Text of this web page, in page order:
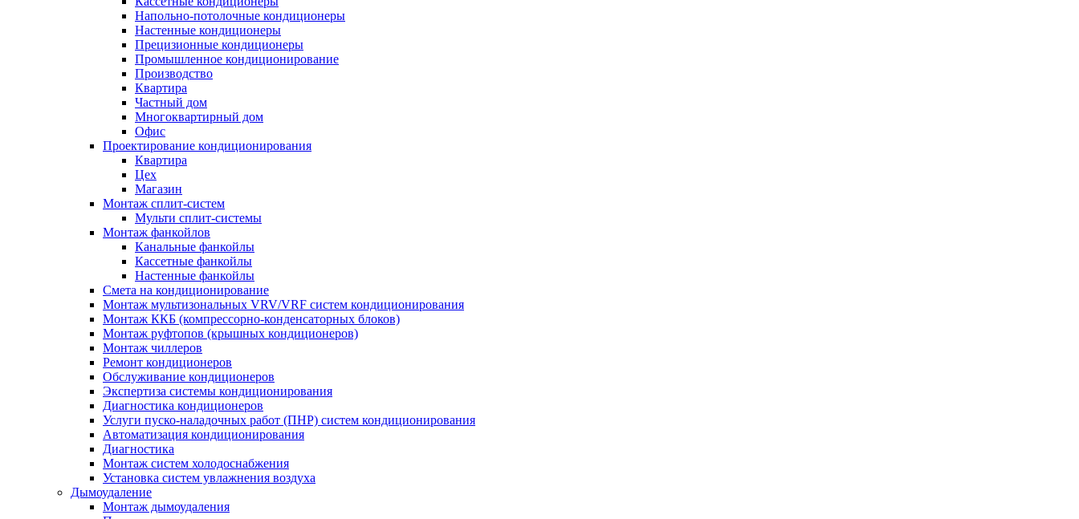
Напольно-потолочные кондиционеры
Настенные кондиционеры
Прецизионные кондиционеры
Промышленное кондиционирование
Производство
Квартира
Частный дом
Многоквартирный дом
Офис
Проектирование кондиционирования
Квартира
Цех
Магазин
Монтаж сплит-систем
Мульти сплит-системы
Монтаж фанкойлов
Канальные фанкойлы
Кассетные фанкойлы
Настенные фанкойлы
Смета на кондиционирование
Монтаж мультизональных VRV/VRF систем кондиционирования
Монтаж ККБ (компрессорно-конденсаторных блоков)
Монтаж руфтопов (крышных кондиционеров)
Монтаж чиллеров
Ремонт кондиционеров
Обслуживание кондиционеров
Экспертиза системы кондиционирования
Диагностика кондиционеров
Услуги пуско-наладочных работ (ПНР) систем кондиционирования
Автоматизация кондиционирования
Диагностика
Монтаж систем холодоснабжения
Установка систем увлажнения воздуха
Дымоудаление
Монтаж дымоудаления